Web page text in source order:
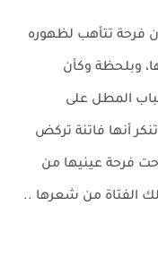
فرحة تتأهب لظهوره
وبلحظة وكأن
المطل على
أنها فاتنة تركض
فرحة عينيها من
الفتاة من شعرها ..